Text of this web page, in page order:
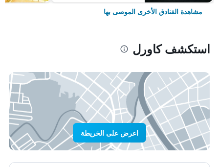
مشاهدة الفنادق الأخرى الموصى بها
استكشف كاورل
اعرض على الخريطة